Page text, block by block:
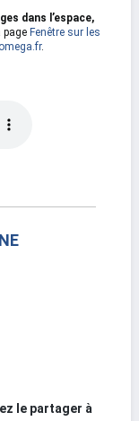
dans l’espace,
page Fenêtre sur les
.
le partager à